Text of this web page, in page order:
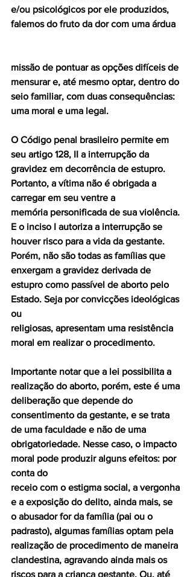
e/ou psicológicos por ele produzidos,
falemos do fruto da dor com uma árdua
missão de pontuar as opções difíceis de
mensurar e, até mesmo optar, dentro do
seio familiar, com duas consequências:
uma moral e uma legal.
O Código penal brasileiro permite em
seu artigo 128, II a interrupção da
gravidez em decorrência de estupro.
Portanto, a vítima não é obrigada a
carregar em seu ventre a
memória personificada de sua violência.
E o inciso I autoriza a interrupção se
houver risco para a vida da gestante.
Porém, não são todas as famílias que
enxergam a gravidez derivada de
estupro como passível de aborto pelo
Estado. Seja por convicções ideológicas
ou
religiosas, apresentam uma resistência
moral em realizar o procedimento.
Importante notar que a lei possibilita a
realização do aborto, porém, este é uma
deliberação que depende do
consentimento da gestante, e se trata
de uma faculdade e não de uma
obrigatoriedade. Nesse caso, o impacto
moral pode produzir alguns efeitos: por
conta do
receio com o estigma social, a vergonha
e a exposição do delito, ainda mais, se
o abusador for da família (pai ou o
padrasto), algumas famílias optam pela
realização de procedimento de maneira
clandestina, agravando ainda mais os
riscos para a criança gestante. Ou, até